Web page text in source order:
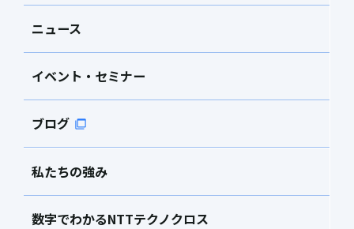
ニュース
イベント・セミナー
ブログ
私たちの強み
数字でわかるNTTテクノクロス